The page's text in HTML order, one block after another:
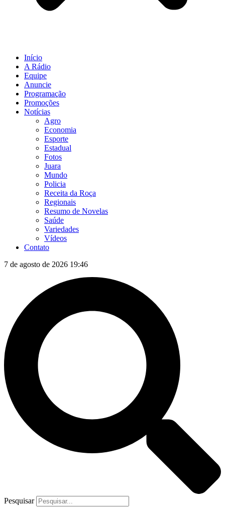
Início
A Rádio
Equipe
Anuncie
Programação
Promoções
Notícias
Agro
Economia
Esporte
Estadual
Fotos
Juara
Mundo
Policia
Receita da Roça
Regionais
Resumo de Novelas
Saúde
Variedades
Vídeos
Contato
7 de agosto de 2026 19:46
Pesquisar